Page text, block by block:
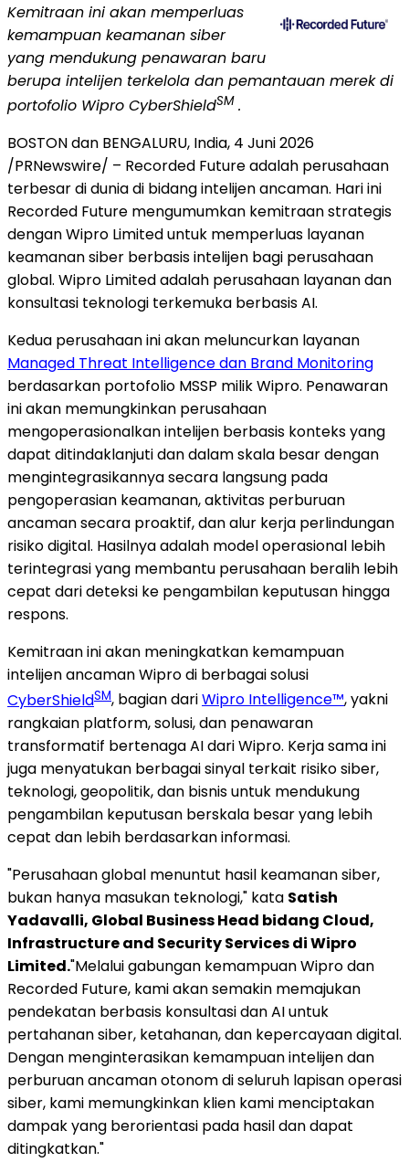
Kemitraan ini akan memperluas
kemampuan keamanan siber
yang mendukung penawaran baru
berupa intelijen terkelola dan pemantauan merek di
portofolio Wipro CyberShieldSM .
BOSTON dan BENGALURU, India, 4 Juni 2026
/PRNewswire/ – Recorded Future adalah perusahaan
terbesar di dunia di bidang intelijen ancaman. Hari ini
Recorded Future mengumumkan kemitraan strategis
dengan Wipro Limited untuk memperluas layanan
keamanan siber berbasis intelijen bagi perusahaan
global. Wipro Limited adalah perusahaan layanan dan
konsultasi teknologi terkemuka berbasis AI.
Kedua perusahaan ini akan meluncurkan layanan
Managed Threat Intelligence dan Brand Monitoring
berdasarkan portofolio MSSP milik Wipro. Penawaran
ini akan memungkinkan perusahaan
mengoperasionalkan intelijen berbasis konteks yang
dapat ditindaklanjuti dan dalam skala besar dengan
mengintegrasikannya secara langsung pada
pengoperasian keamanan, aktivitas perburuan
ancaman secara proaktif, dan alur kerja perlindungan
risiko digital. Hasilnya adalah model operasional lebih
terintegrasi yang membantu perusahaan beralih lebih
cepat dari deteksi ke pengambilan keputusan hingga
respons.
Kemitraan ini akan meningkatkan kemampuan
intelijen ancaman Wipro di berbagai solusi
CyberShieldSM, bagian dariWipro Intelligence™, yakni
rangkaian platform, solusi, dan penawaran
transformatif bertenaga AI dari Wipro. Kerja sama ini
juga menyatukan berbagai sinyal terkait risiko siber,
teknologi, geopolitik, dan bisnis untuk mendukung
pengambilan keputusan berskala besar yang lebih
cepat dan lebih berdasarkan informasi.
"Perusahaan global menuntut hasil keamanan siber,
bukan hanya masukan teknologi," kata Satish
Yadavalli, Global Business Head bidang Cloud,
Infrastructure and Security Services di Wipro
Limited."Melalui gabungan kemampuan Wipro dan
Recorded Future, kami akan semakin memajukan
pendekatan berbasis konsultasi dan AI untuk
pertahanan siber, ketahanan, dan kepercayaan digital.
Dengan menginterasikan kemampuan intelijen dan
perburuan ancaman otonom di seluruh lapisan operasi
siber, kami memungkinkan klien kami menciptakan
dampak yang berorientasi pada hasil dan dapat
ditingkatkan."